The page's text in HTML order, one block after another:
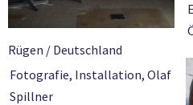
Rügen / Deutschland
Fotografie, Installation, Olaf
Spillner